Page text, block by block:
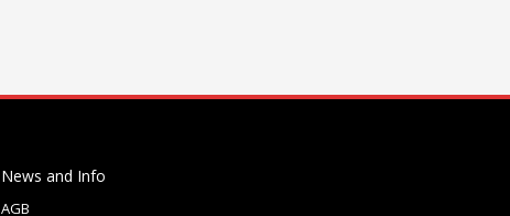
News and Info
AGB